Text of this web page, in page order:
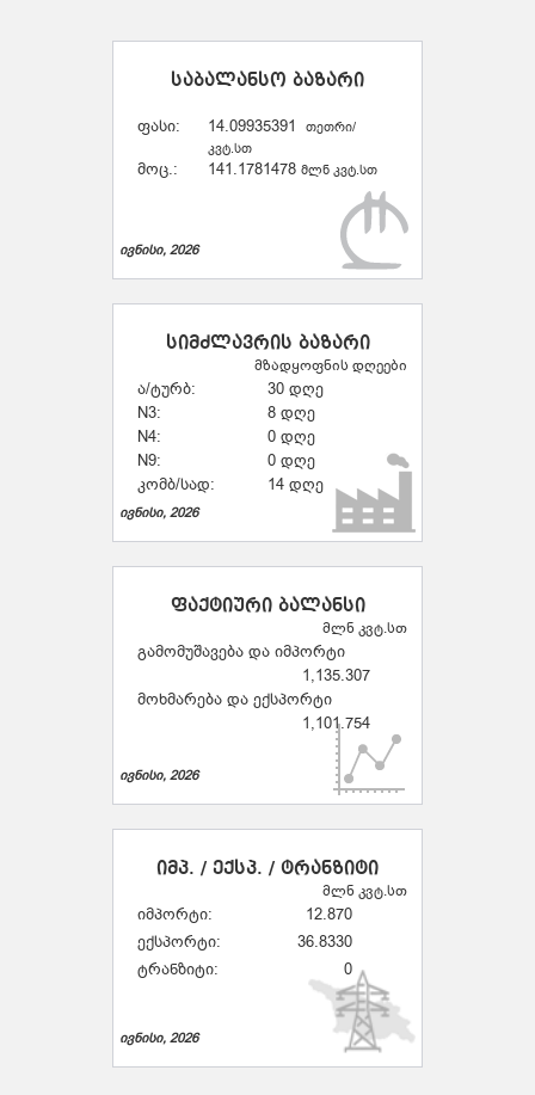
საბალანსო ბაზარი
ფასი: 14.09935391
თეთრი/
კვტ.სთ
მოც.: 141.1781478 მლნ კვტ.სთ
ივნისი, 2026
სიმძლავრის ბაზარი
მზადყოფნის დღეები
ა/ტურბ:
30 დღე
N3:
8 დღე
N4:
0 დღე
N9:
0 დღე
კომბ/სად:
14 დღე
ივნისი, 2026
ფაქტიური ბალანსი
მლნ კვტ.სთ
გამომუშავება და იმპორტი
1,135.307
მოხმარება და ექსპორტი
1,101.754
ივნისი, 2026
იმპ. / ექსპ. / ტრანზიტი
მლნ კვტ.სთ
იმპორტი:
12.870
ექსპორტი:
36.8330
ტრანზიტი:
0
ივნისი, 2026